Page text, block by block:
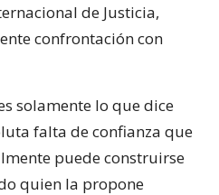
de Justicia,
confrontación con
solamente lo que dice
falta de confianza que
puede construirse
quien la propone